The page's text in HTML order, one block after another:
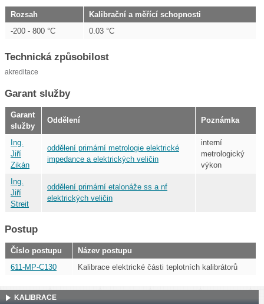
Rozsah
Kalibrační a měřící schopnosti
-200 - 800 °C
0.03 °C
Technická způsobilost
akreditace
Garant služby
Garant
služby
Oddělení Poznámka
Ing.
Jiří
Zikán
oddělení primární metrologie elektrické
impedance a elektrických veličin
interní
metrologický
výkon
Ing.
Jiří
Streit
oddělení primární etalonáže ss a nf
elektrických veličin
Postup
Číslo postupu
Název postupu
611-MP-C130
Kalibrace elektrické části teplotních kalibrátorů
KALIBRACE